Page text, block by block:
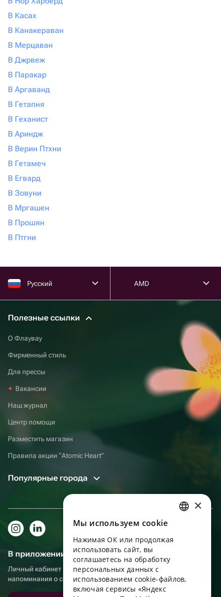
В Касах
В Канакераван
В Мерцаван
В Джрвеж
В Паракар
В Аргаванд
В Гетапня
В Геханист
В Ариндж
В Верин Птхни
В Гетамеч
В Егвард
В Зовуни
В Мргашен
В Прошян
В Птгни
Русский AMD
Полезные ссылки
О Флаувау
Фирменный стиль
Для прессы
Вакансии
Наш журнал
Центр помощи
Разместить магазин
Правила акции “Atomic Heart”
Популярные города
В приложении еще удобнее!
Личный кабинет получателя, больше бонусов за покупки и
напоминания о событиях
ENGLISH
UKRAINIAN
PORTUGUESE
×
Мы используем сookie
Нажимая ОК или продолжая
использовать сайт, вы
соглашаетесь на обработку
персональных данных с
использованием cookie-файлов,
включая сервисы «Яндекс